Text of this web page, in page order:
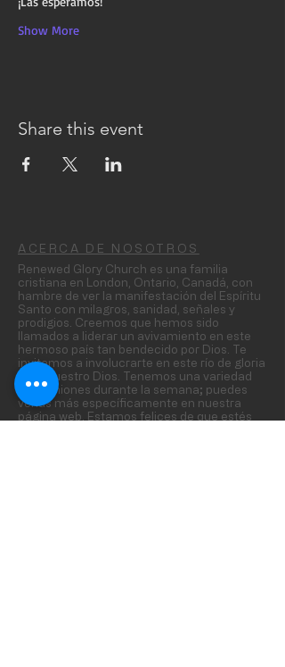
Show More
Share this event
ACERCA DE NOSOTROS
Renewed Glory Church es una familia
cristiana en London, Ontario, Canadá, con
hambre de ver la manifestación del Espíritu
Santo con milagros, sanidad, señales y
prodigios. Creemos que hemos sido
llamados a liderar un avivamiento en este
hermoso país tan bendecido por Dios. Te
invitamos a involucrarte en este río de gloria
para nuestro Dios. Tenemos una variedad
de reuniones durante la semana; puedes
verlas más específicamente en nuestra
página web. Estamos felices de que estés